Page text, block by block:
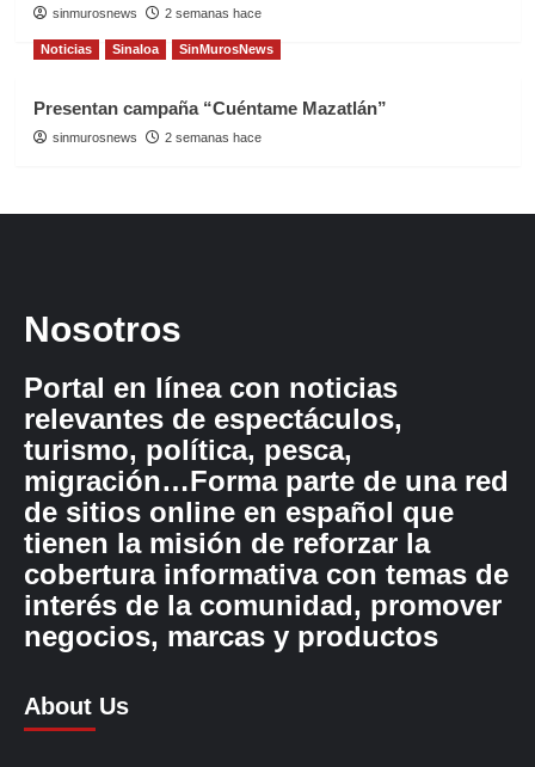
sinmurosnews 2 semanas hace
Noticias Sinaloa SinMurosNews
Presentan campaña “Cuéntame Mazatlán”
sinmurosnews 2 semanas hace
Nosotros
Portal en línea con noticias
relevantes de espectáculos,
turismo, política, pesca,
migración…Forma parte de una red
de sitios online en español que
tienen la misión de reforzar la
cobertura informativa con temas de
interés de la comunidad, promover
negocios, marcas y productos
About Us